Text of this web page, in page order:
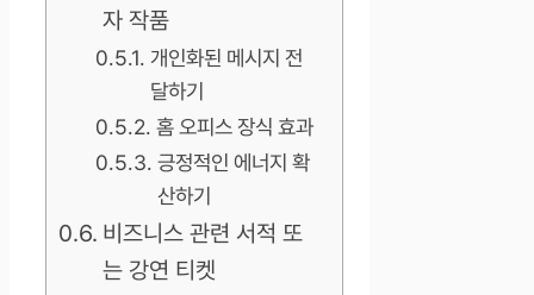
자 작품
개인화된 메시지 전
달하기
홈 오피스 장식 효과
긍정적인 에너지 확
산하기
비즈니스 관련 서적 또
는 강연 티켓